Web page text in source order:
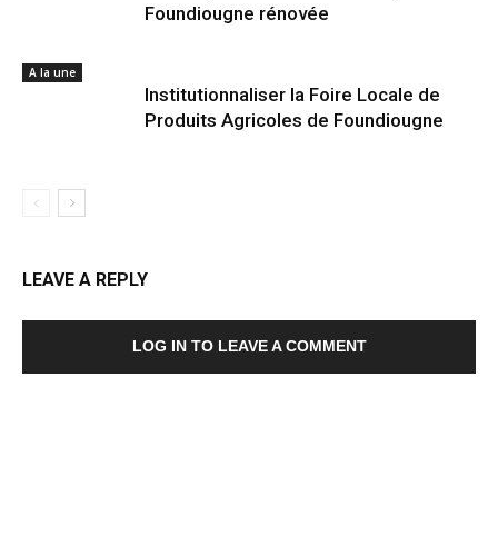
Foundiougne rénovée
A la une
Institutionnaliser la Foire Locale de
Produits Agricoles de Foundiougne
LEAVE A REPLY
LOG IN TO LEAVE A COMMENT